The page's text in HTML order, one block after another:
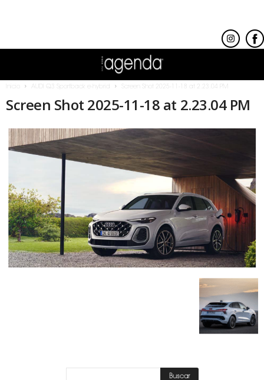
AUDI Q3 Sportback e-hybrid Screen Shot 2025-11-18 at 2.23.04 PM
Screen Shot 2025-11-18 at 2.23.04 PM